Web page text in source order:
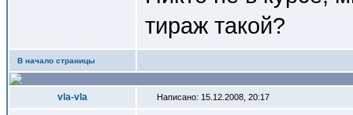
тираж такой?
В начало страницы
vla-vla Написано: 15.12.2008, 20:17